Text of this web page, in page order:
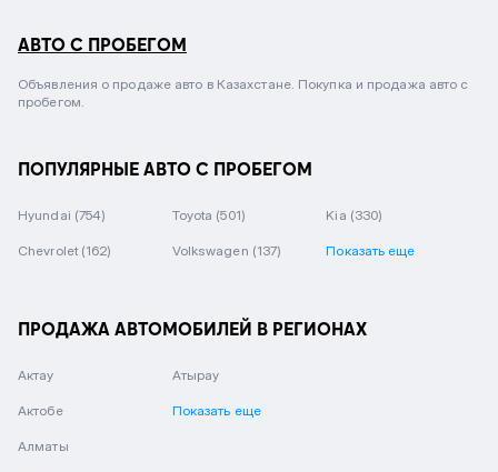
АВТО С ПРОБЕГОМ
Объявления о продаже авто в Казахстане. Покупка и продажа авто с
пробегом.
ПОПУЛЯРНЫЕ АВТО С ПРОБЕГОМ
Hyundai (754) Toyota (501) Kia (330)
Chevrolet (162) Volkswagen (137) Показать еще
ПРОДАЖА АВТОМОБИЛЕЙ В РЕГИОНАХ
Актау
Актобе
Алматы
Атырау
Показать еще